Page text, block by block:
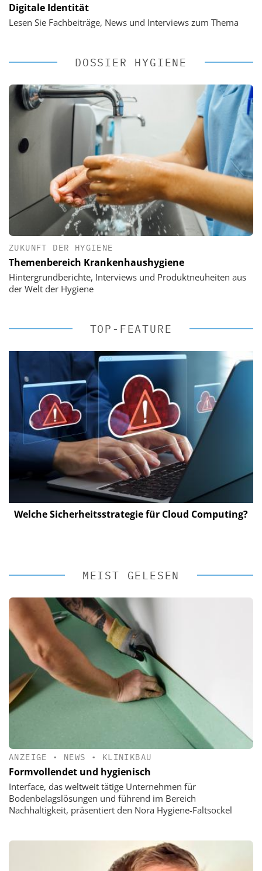
Digitale Identität
Lesen Sie Fachbeiträge, News und Interviews zum Thema
DOSSIER HYGIENE
ZUKUNFT DER HYGIENE
Themenbereich Krankenhaushygiene
Hintergrundberichte, Interviews und Produktneuheiten aus
der Welt der Hygiene
TOP-FEATURE
Welche Sicherheitsstrategie für Cloud Computing?
MEIST GELESEN
ANZEIGE • NEWS • KLINIKBAU
Formvollendet und hygienisch
Interface, das weltweit tätige Unternehmen für
Bodenbelagslösungen und führend im Bereich
Nachhaltigkeit, präsentiert den Nora Hygiene-Faltsockel